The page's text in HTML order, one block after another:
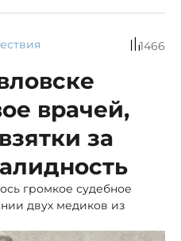
1466
врачей,
за
громкое судебное
двух медиков из